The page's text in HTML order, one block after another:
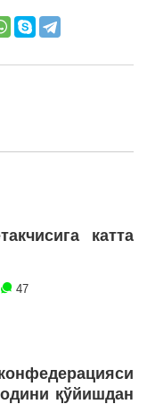
катта
47
қўйишдан